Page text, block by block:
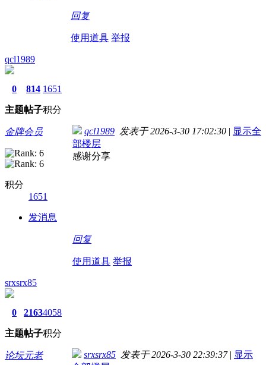
回复
使用道具 举报
qcl1989
0
主题
814
帖子
1651
积分
金牌会员
积分
1651
发消息
qcl1989 发表于 2026-3-30 17:02:30 | 显示全
部楼层
感谢分享
回复
使用道具 举报
srxsrx85
0
主题
2163
帖子
4058
积分
论坛元老 srxsrx85 发表于 2026-3-30 22:39:37 | 显示